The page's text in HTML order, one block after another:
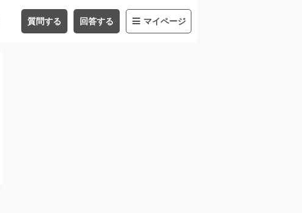
質問する 回答する マイページ